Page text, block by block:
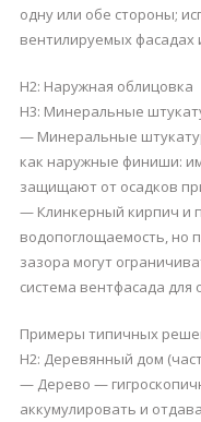
одну или обе стороны;
вентилируемых фасадах
H2: Наружная облицовка
H3: Минеральные
— Минеральные
как наружные финиши:
защищают от осадков
— Клинкерный кирпич и
водопоглощаемость, но
зазора могут
система вентфасада для
Примеры типичных
H2: Деревянный дом
— Дерево —
аккумулировать и